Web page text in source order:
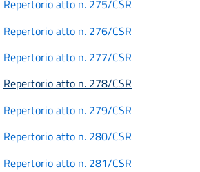
Repertorio atto n. 275/CSR
Repertorio atto n. 276/CSR
Repertorio atto n. 277/CSR
Repertorio atto n. 278/CSR
Repertorio atto n. 279/CSR
Repertorio atto n. 280/CSR
Repertorio atto n. 281/CSR